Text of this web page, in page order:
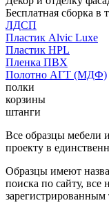
Бесплатная сборка в
ЛДСП
Пластик Alvic Luxe
Пластик HPL
Пленка ПВХ
Полотно АГТ (МДФ)
полки
корзины
штанги
Все образцы мебели
проекту в
Образцы имеют
поиска по сайту, все